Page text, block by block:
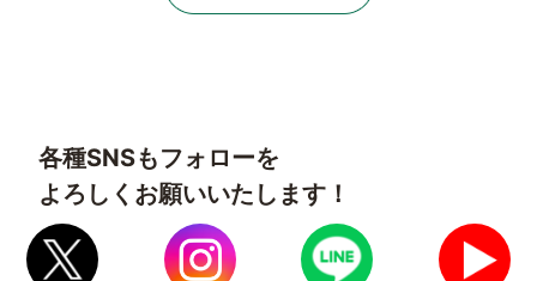
各種SNSもフォローを
よろしくお願いいたします！